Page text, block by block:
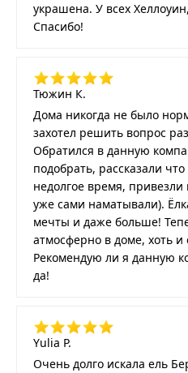
украшена. У всех
Спасибо!
Тюжин К.
Дома никогда не было
захотел решить вопрос
Обратился в данную
подобрать, рассказали
недолгое время, привезли
уже сами наматывали).
мечты и даже больше!
атмосферно в доме, хоть
Рекомендую ли я данную
да!
Yulia P.
Очень долго искала ель